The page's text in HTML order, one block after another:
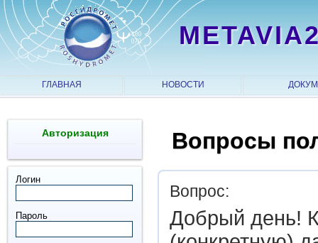
ГЛАВНАЯ НОВОСТИ
Авторизация
Логин
Пароль
Вопросы
Вопрос:
Добрый день!